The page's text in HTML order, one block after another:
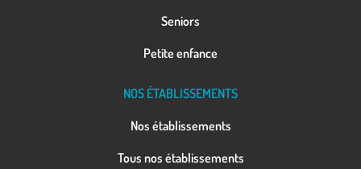
Seniors
Petite enfance
NOS ÉTABLISSEMENTS
Nos établissements
Tous nos établissements